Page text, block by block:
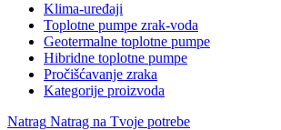
Klima-uređaji
Toplotne pumpe zrak-voda
Geotermalne toplotne pumpe
Hibridne toplotne pumpe
Pročišćavanje zraka
Kategorije proizvoda
Natrag Natrag na Tvoje potrebe